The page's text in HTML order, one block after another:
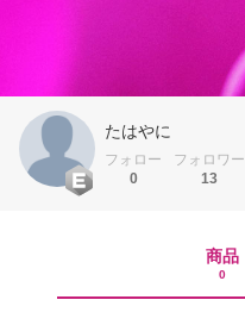
たはやに
フォロー
0
フォロワー
13
商品
0